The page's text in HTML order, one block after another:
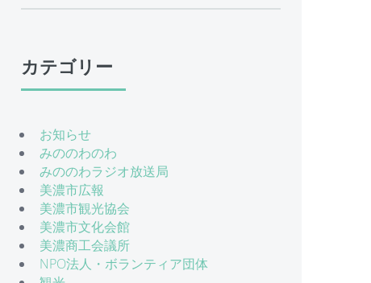
カテゴリー
お知らせ
みののわのわ
みののわラジオ放送局
美濃市広報
美濃市観光協会
美濃市文化会館
美濃商工会議所
NPO法人・ボランティア団体